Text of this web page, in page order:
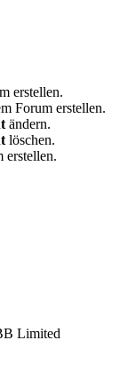
erstellen.
Forum erstellen.
ändern.
löschen.
erstellen.
Limited